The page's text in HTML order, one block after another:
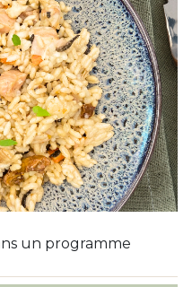
un programme